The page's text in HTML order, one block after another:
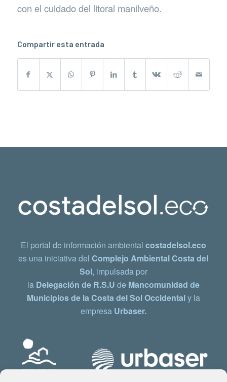
con el cuidado del litoral manilveño.
Compartir esta entrada
El portal de información ambiental costadelsol.eco
es una iniciativa delComplejo Ambiental Costa del
Sol, impulsada por
la Delegación de R.S.U de Mancomunidad de
Municipios de la Costa del Sol Occidentaly la
empresa Urbaser.